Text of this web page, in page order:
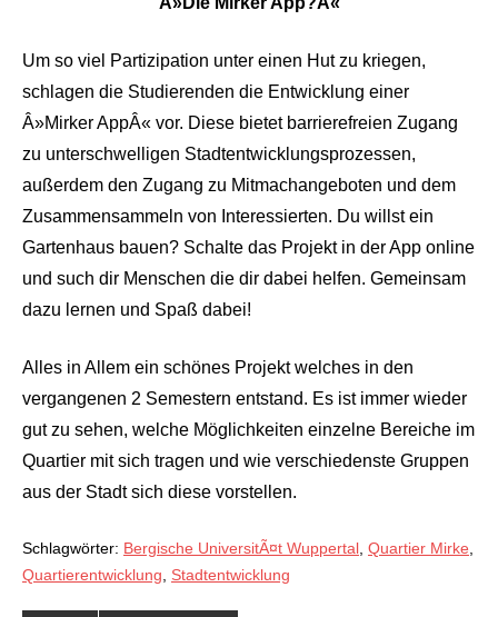
Um so viel Partizipation unter einen Hut zu kriegen,
schlagen die Studierenden die Entwicklung einer
Â»Mirker AppÂ« vor. Diese bietet barrierefreien Zugang
zu unterschwelligen Stadtentwicklungsprozessen,
außerdem den Zugang zu Mitmachangeboten und dem
Zusammensammeln von Interessierten. Du willst ein
Gartenhaus bauen? Schalte das Projekt in der App online
und such dir Menschen die dir dabei helfen. Gemeinsam
dazu lernen und Spaß dabei!
Alles in Allem ein schönes Projekt welches in den
vergangenen 2 Semestern entstand. Es ist immer wieder
gut zu sehen, welche Möglichkeiten einzelne Bereiche im
Quartier mit sich tragen und wie verschiedenste Gruppen
aus der Stadt sich diese vorstellen.
Schlagwörter: Bergische UniversitÃ¤t Wuppertal Quartier Mirke
Quartierentwicklung
Stadtentwicklung